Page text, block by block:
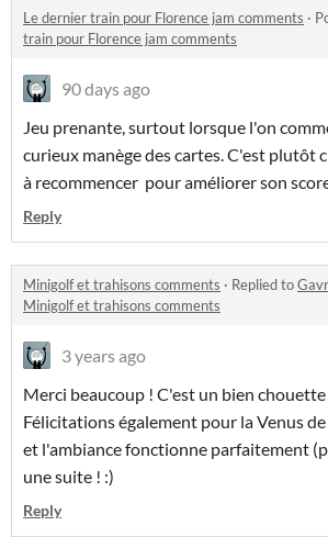
Le dernier train pour Florence jam comments ·
train pour Florence jam comments
90 days ago
Jeu prenante, surtout lorsque l'on
curieux manège des cartes. C'est plutôt
à recommencer pour améliorer son
Reply
Minigolf et trahisons comments · Replied to
Minigolf et trahisons comments
3 years ago
Merci beaucoup ! C'est un bien
Félicitations également pour la Venus
et l'ambiance fonctionne parfaitement
une suite ! :)
Reply